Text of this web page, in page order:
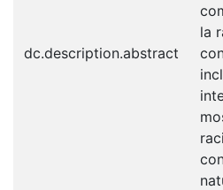
dc.description.abstract
la